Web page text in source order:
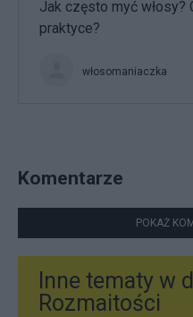
Jak często myć włosy?
praktyce?
włosomaniaczka
Komentarze
POKAŻ
Inne tematy w
Rozmaitości